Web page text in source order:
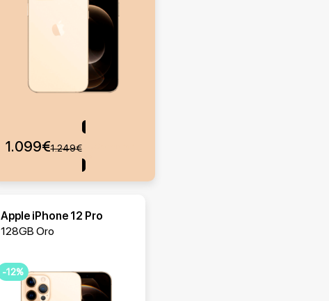
1.249€
1.099€
Apple iPhone 12 Pro
128GB Oro
-12%